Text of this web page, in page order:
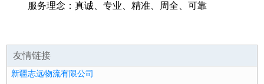
服务理念：真诚、专业、精准、周全、可靠
友情链接
新疆志远物流有限公司